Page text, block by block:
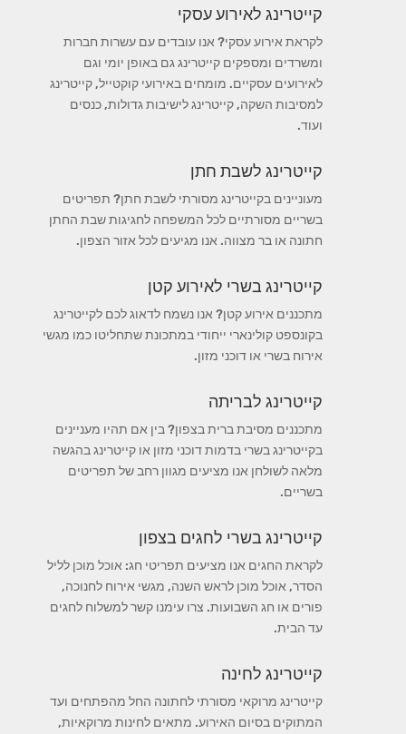
קייטרינג לאירוע עסקי
לקראת אירוע עסקי? אנו עובדים עם עשרות חברות
ומשרדים ומספקים קייטרינג גם באופן יומי וגם
לאירועים עסקיים. מומחים באירועי קוקטייל, קייטרינג
למסיבות השקה, קייטרינג לישיבות גדולות, כנסים
ועוד.
קייטרינג לשבת חתן
מעוניינים בקייטרינג מסורתי לשבת חתן? תפריטים
בשריים מסורתיים לכל המשפחה לחגיגות שבת החתן
חתונה או בר מצווה. אנו מגיעים לכל אזור הצפון.
קייטרינג בשרי לאירוע קטן
מתכננים אירוע קטן? אנו נשמח לדאוג לכם לקייטרינג
בקונספט קולינארי ייחודי במתכונת שתחליטו כמו מגשי
אירוח בשרי או דוכני מזון.
קייטרינג לבריתה
מתכננים מסיבת ברית בצפון? בין אם תהיו מעניינים
בקייטרינג בשרי בדמות דוכני מזון או קייטרינג בהגשה
מלאה לשולחן אנו מציעים מגוון רחב של תפריטים
בשריים.
קייטרינג בשרי לחגים בצפון
לקראת החגים אנו מציעים תפריטי חג: אוכל מוכן לליל
הסדר, אוכל מוכן לראש השנה, מגשי אירוח לחנוכה,
פורים או חג השבועות. צרו עימנו קשר למשלוח לחגים
עד הבית.
קייטרינג לחינה
קייטרינג מרוקאי מסורתי לחתונה החל מהפתחים ועד
המתוקים בסיום האירוע. מתאים לחינות מרוקאיות,